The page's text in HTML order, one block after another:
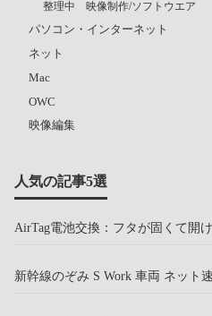
整理中 映像制作/ソフトウエア
パソコン・インターネット
ネット
Mac
OWC
映像編集
人気の記事5選
AirTag電池交換：フタが固くて開
新幹線のぞみ S Work 車両 ネット